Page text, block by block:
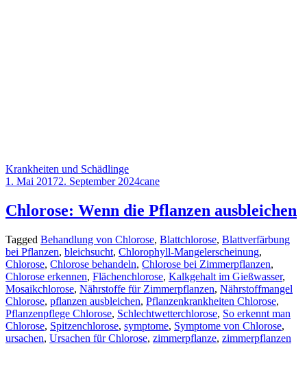
Krankheiten und Schädlinge
1. Mai 20172. September 2024cane
Chlorose: Wenn die Pflanzen ausbleichen
Tagged Behandlung von Chlorose, Blattchlorose, Blattverfärbung
bei Pflanzen, bleichsucht, Chlorophyll-Mangelerscheinung,
Chlorose, Chlorose behandeln, Chlorose bei Zimmerpflanzen,
Chlorose erkennen, Flächenchlorose, Kalkgehalt im Gießwasser,
Mosaikchlorose, Nährstoffe für Zimmerpflanzen, Nährstoffmangel
Chlorose, pflanzen ausbleichen, Pflanzenkrankheiten Chlorose,
Pflanzenpflege Chlorose, Schlechtwetterchlorose, So erkennt man
Chlorose, Spitzenchlorose, symptome, Symptome von Chlorose,
ursachen, Ursachen für Chlorose, zimmerpflanze, zimmerpflanzen